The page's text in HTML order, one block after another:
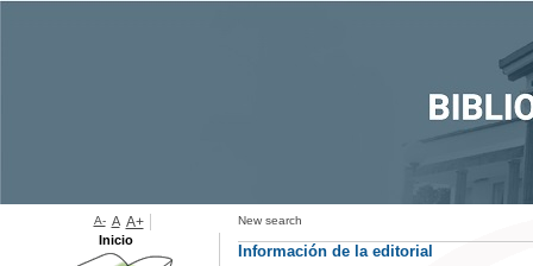
New search
Información de la editorial
A- A A+
Inicio